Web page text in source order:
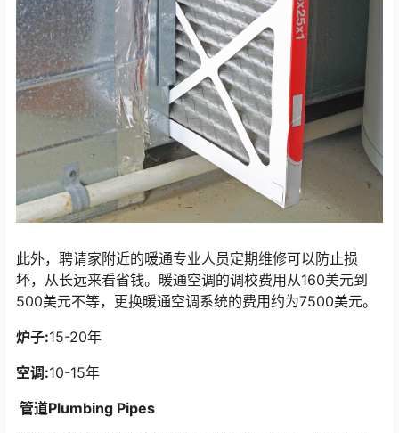
此外，聘请家附近的暖通专业人员定期维修可以防止损
坏，从长远来看省钱。暖通空调的调校费用从160美元到
500美元不等，更换暖通空调系统的费用约为7500美元。
炉子:15-20年
空调:10-15年
管道Plumbing Pipes